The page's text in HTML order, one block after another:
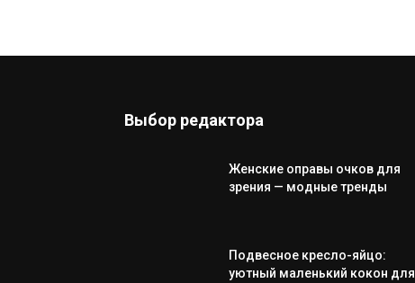
Выбор редактора
Женские оправы очков для
зрения — модные тренды
Подвесное кресло-яйцо:
уютный маленький кокон для